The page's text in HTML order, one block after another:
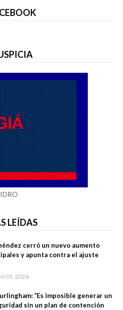
LEÍDAS
cerró un nuevo aumento
y apunta contra el ajuste
01, 2026
“Es imposible generar un
sin un plan de contención